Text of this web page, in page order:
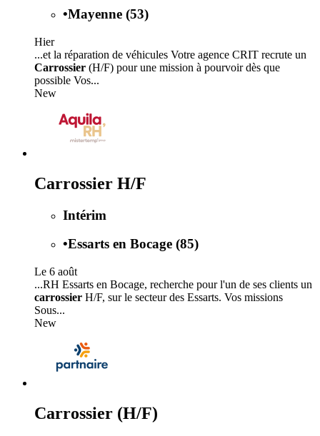
•Mayenne (53)
Hier
...et la réparation de véhicules Votre agence CRIT recrute un
Carrossier (H/F) pour une mission à pourvoir dès que
possible Vos...
New
Carrossier H/F
Intérim
•Essarts en Bocage (85)
Le 6 août
...RH Essarts en Bocage, recherche pour l'un de ses clients un
carrossier H/F, sur le secteur des Essarts. Vos missions
Sous...
New
Carrossier (H/F)